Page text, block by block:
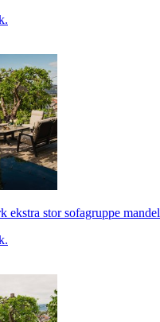
ekstra stor sofagruppe mandel